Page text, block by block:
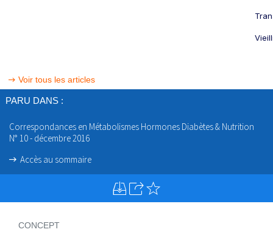
Voir tous les articles
PARU DANS :
Correspondances en Métabolismes Hormones Diabètes & Nutrition
N° 10 - décembre 2016
Accès au sommaire
CONCEPT